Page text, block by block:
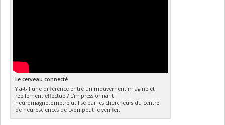
Le cerveau connecté
Y a-t-il une différence entre un mouvement imaginé et
réellement effectué ? L'impressionnant
neuromagnétomètre utilisé par les chercheurs du centre
de neurosciences de Lyon peut le vérifier.